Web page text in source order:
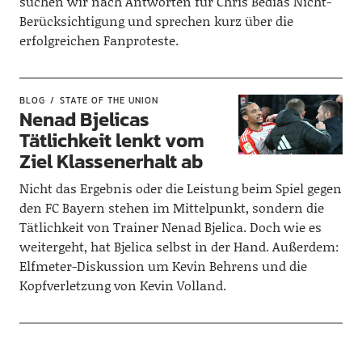
Berücksichtigung und sprechen kurz über die
erfolgreichen Fanproteste.
BLOG STATE OF THE UNION
Nenad Bjelicas
Tätlichkeit lenkt vom
Ziel Klassenerhalt ab
Nicht das Ergebnis oder die Leistung beim Spiel gegen
den FC Bayern stehen im Mittelpunkt, sondern die
Tätlichkeit von Trainer Nenad Bjelica. Doch wie es
weitergeht, hat Bjelica selbst in der Hand. Außerdem:
Elfmeter-Diskussion um Kevin Behrens und die
Kopfverletzung von Kevin Volland.